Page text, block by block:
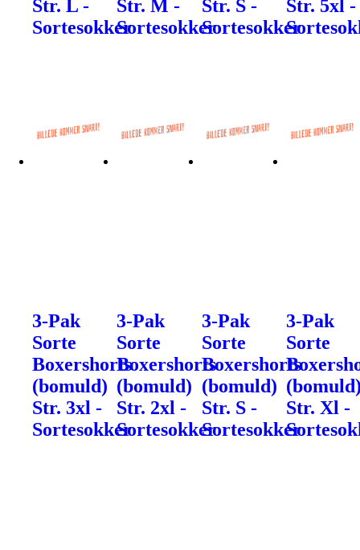
Str. L -
Sortesokker
Str. M -
Sortesokker
Str. S -
Sortesokker
Str. 5xl -
3-Pak
Sorte
Boxershorts
(bomuld)
Str. 3xl -
Sortesokker
3-Pak
Sorte
Boxershorts
(bomuld)
Str. 2xl -
Sortesokker
3-Pak
Sorte
Boxershorts
(bomuld)
Str. S -
Sortesokker
3-Pak
Sorte
Str. Xl -